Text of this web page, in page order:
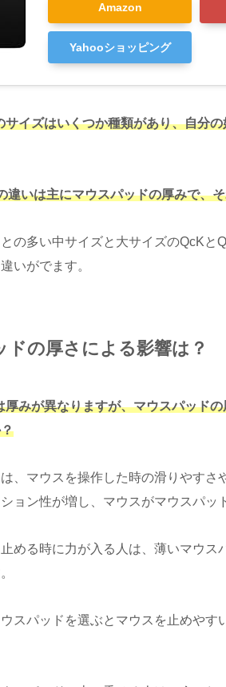
Amazon
Yahooショッピング
イズはいくつか種類があり、自分
違いは主にマウスパッドの厚みで、
の多い中サイズと大サイズのQcKと
いがでます。
ドの厚さによる影響は？
みが異なりますが、マウスパッド
、マウスを操作した時の滑りやす
ョン性が増し、マウスがマウスパッ
める時に力が入る人は、薄いマウ
スパッドを選ぶとマウスを止めやす